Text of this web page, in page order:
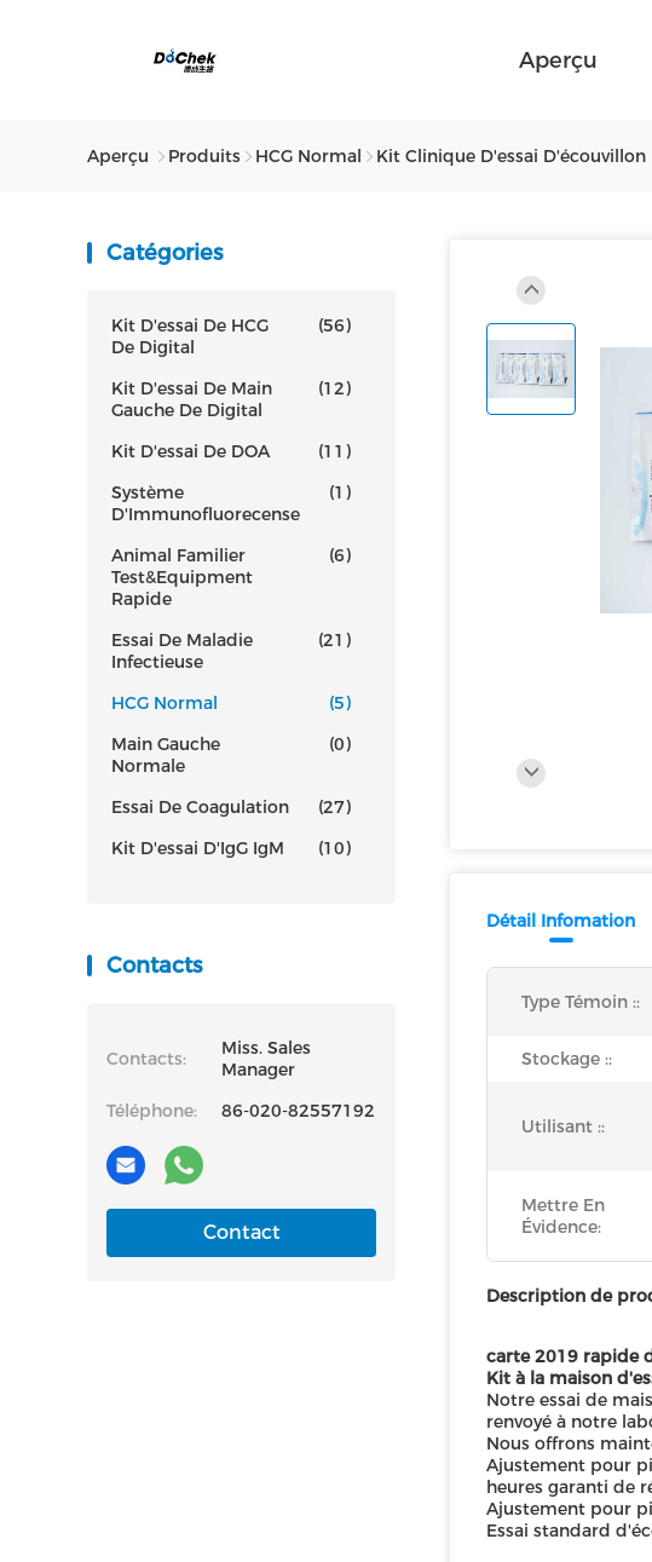
Aperçu
Aperçu Produits HCG Normal Kit Clinique D'essai
Catégories
Kit D'essai De HCG
De Digital
(56)
Kit D'essai De Main
Gauche De Digital
(12)
Kit D'essai De DOA
(11)
Système
D'Immunofluorecense
(1)
Animal Familier
Test&Equipment
Rapide
(6)
Essai De Maladie
Infectieuse
(21)
HCG Normal
(5)
Main Gauche
Normale
(0)
Essai De Coagulation
(27)
Kit D'essai D'IgG IgM
(10)
Contacts
Contacts:
Miss. Sales
Manager
Téléphone:
86-020-82557192
Contact
Détail Infomation
Type Témoin ::
Stockage ::
Utilisant ::
Mettre En
Évidence:
Description de
carte 2019 rapide
Kit à la maison
Notre essai de
renvoyé à notre
Nous offrons
Ajustement pour
heures garanti de
Ajustement pour
Essai standard